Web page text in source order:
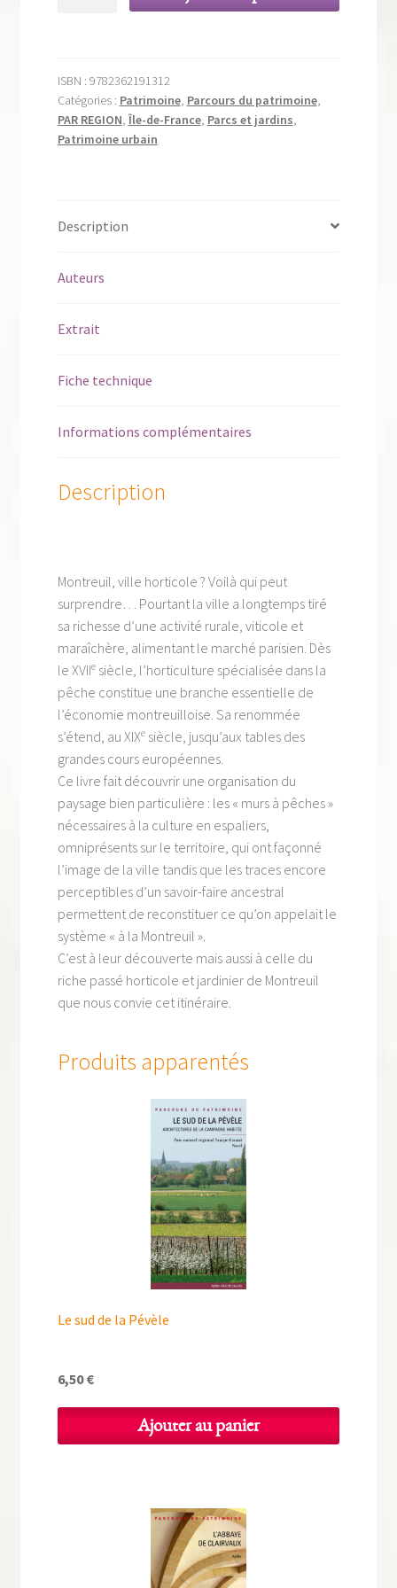
ISBN : 9782362191312
Catégories : Patrimoine, Parcours du patrimoine,
PAR REGION, Île-de-France, Parcs et jardins,
Patrimoine urbain
Description
Auteurs
Extrait
Fiche technique
Informations complémentaires
Description
Montreuil, ville horticole ? Voilà qui peut
surprendre… Pourtant la ville a longtemps tiré
sa richesse d’une activité rurale, viticole et
maraîchère, alimentant le marché parisien. Dès
le XVIIesiècle, l’horticulture spécialisée dans la
pêche constitue une branche essentielle de
l’économie montreuilloise. Sa renommée
s’étend, au XIXesiècle, jusqu’aux tables des
grandes cours européennes.
Ce livre fait découvrir une organisation du
paysage bien particulière : les « murs à pêches »
nécessaires à la culture en espaliers,
omniprésents sur le territoire, qui ont façonné
l’image de la ville tandis que les traces encore
perceptibles d’un savoir-faire ancestral
permettent de reconstituer ce qu’on appelait le
système « à la Montreuil ».
C’est à leur découverte mais aussi à celle du
riche passé horticole et jardinier de Montreuil
que nous convie cet itinéraire.
Produits apparentés
Le sud de la Pévèle
6,50€
Ajouter au panier